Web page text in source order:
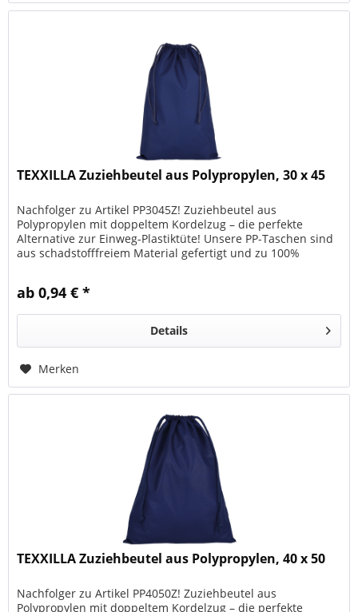
TEXXILLA Zuziehbeutel aus Polypropylen, 30 x 45
Nachfolger zu Artikel PP3045Z! Zuziehbeutel aus
Polypropylen mit doppeltem Kordelzug – die perfekte
Alternative zur Einweg-Plastiktüte! Unsere PP-Taschen sind
aus schadstofffreiem Material gefertigt und zu 100%
ab 0,94 € *
Details
Merken
TEXXILLA Zuziehbeutel aus Polypropylen, 40 x 50
Nachfolger zu Artikel PP4050Z! Zuziehbeutel aus
Polypropylen mit doppeltem Kordelzug – die perfekte